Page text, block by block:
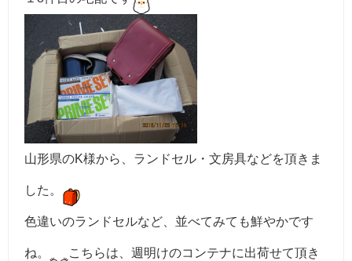
山形県のK様から、ランドセル・文房具などを頂きま
した。
色違いのランドセルなど、並べてみても鮮やかです
ね。 こちらは、週明けのコンテナに出荷せて頂き